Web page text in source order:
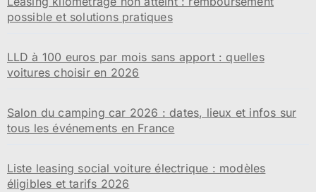
possible et solutions pratiques
LLD à 100 euros par mois sans apport : quelles
voitures choisir en 2026
Salon du camping car 2026 : dates, lieux et infos sur
tous les événements en France
Liste leasing social voiture électrique : modèles
éligibles et tarifs 2026